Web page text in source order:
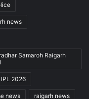
news
Samaroh Raigarh
IPL 2026
news raigarh news